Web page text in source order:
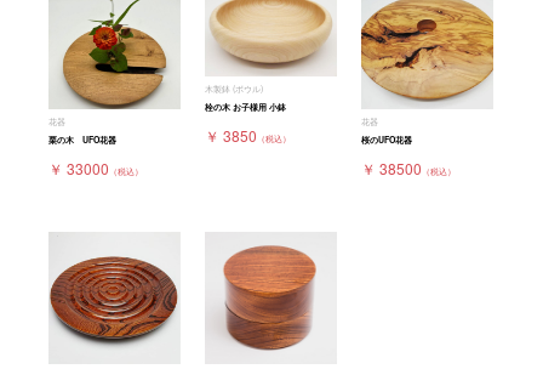
花器
栗の木 UFO花器
￥ 33000 （税込）
木製鉢 (ボウル)
栓の木 お子様用 小鉢
￥ 3850 （税込）
花器
桜のUFO花器
￥ 38500 （税込）